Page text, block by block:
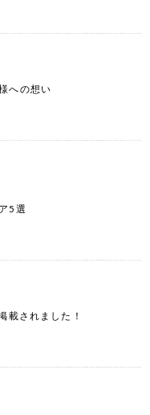
への想い
5選
載されました！